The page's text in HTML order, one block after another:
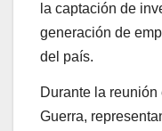
la captación de
generación de
del país.
Durante la
Guerra,